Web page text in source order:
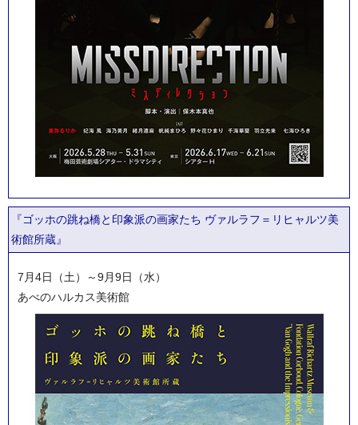
『ゴッホの跳ね橋と印象派の画家たち ヴァルラフ＝リヒャルツ美
術館所蔵』
7月4日（土）～9月9日（水）
あべのハルカス美術館